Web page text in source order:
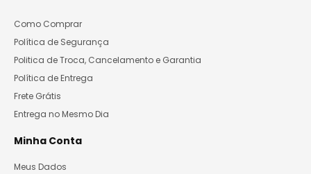
Como Comprar
Política de Segurança
Politica de Troca, Cancelamento e Garantia
Política de Entrega
Frete Grátis
Entrega no Mesmo Dia
Minha Conta
Meus Dados